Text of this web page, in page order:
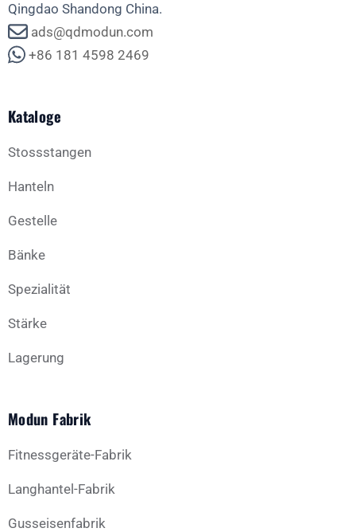
Qingdao Shandong China.
ads@qdmodun.com
+86 181 4598 2469
Kataloge
Stossstangen
Hanteln
Gestelle
Bänke
Spezialität
Stärke
Lagerung
Modun Fabrik
Fitnessgeräte-Fabrik
Langhantel-Fabrik
Gusseisenfabrik